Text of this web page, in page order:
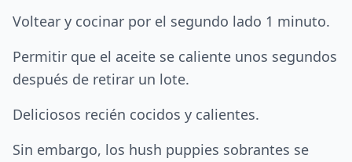
Voltear y cocinar por el segundo lado 1 minuto.
Permitir que el aceite se caliente unos segundos
después de retirar un lote.
Deliciosos recién cocidos y calientes.
Sin embargo, los hush puppies sobrantes se